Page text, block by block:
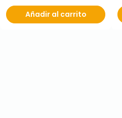
Añadir al carrito